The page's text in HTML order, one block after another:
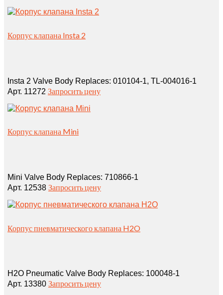
Корпус клапана Insta 2
Insta 2 Valve Body Replaces: 010104‑1, TL‑004016‑1
Арт. 11272 Запросить цену
Корпус клапана Mini
Mini Valve Body Replaces: 710866‑1
Арт. 12538 Запросить цену
Корпус пневматического клапана H2O
H2O Pneumatic Valve Body Replaces: 100048‑1
Арт. 13380 Запросить цену